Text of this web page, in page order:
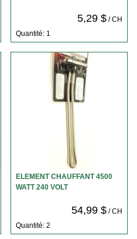
5,29 $/ CH
Quantité: 1
ELEMENT CHAUFFANT 4500
WATT 240 VOLT
54,99 $/ CH
Quantité: 2